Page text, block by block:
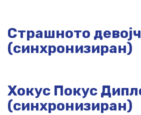
Страшното
(синхронизиран)
Хокус Покус
(синхронизиран)